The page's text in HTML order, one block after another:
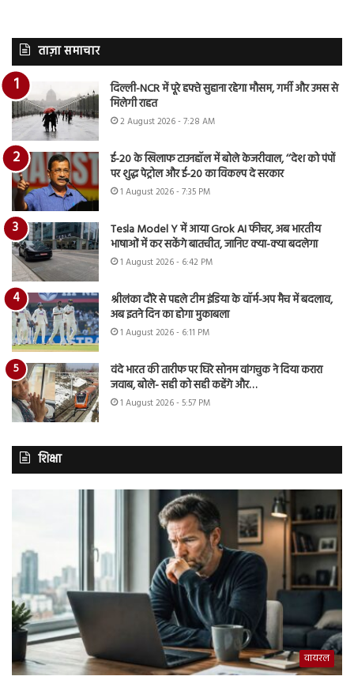
ताज़ा समाचार
दिल्ली-NCR में पूरे हफ्ते सुहाना रहेगा मौसम, गर्मी और उमस से
मिलेगी राहत
2 August 2026 - 7:28 AM
ई-20 के खिलाफ टाउनहॉल में बोले केजरीवाल, ‘‘देश को पंपों
पर शुद्ध पेट्रोल और ई-20 का विकल्प दे सरकार
1 August 2026 - 7:35 PM
Tesla Model Y में आया Grok AI फीचर, अब भारतीय
भाषाओं में कर सकेंगे बातचीत, जानिए क्या-क्या बदलेगा
1 August 2026 - 6:42 PM
श्रीलंका दौरे से पहले टीम इंडिया के वॉर्म-अप मैच में बदलाव,
अब इतने दिन का होगा मुकाबला
1 August 2026 - 6:11 PM
वंदे भारत की तारीफ पर घिरे सोनम वांगचुक ने दिया करारा
जवाब, बोले- सही को सही कहेंगे और…
1 August 2026 - 5:57 PM
शिक्षा
वायरल